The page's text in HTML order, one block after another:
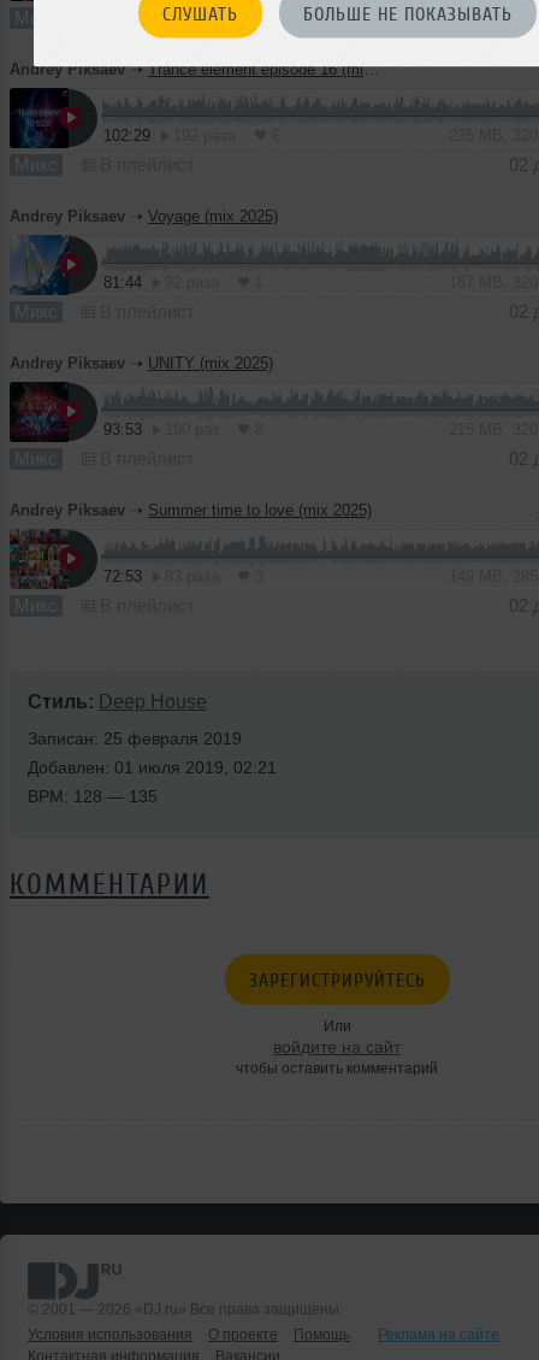
СЛУШАТЬ БОЛЬШЕ НЕ ПОКАЗЫВАТЬ
Микс В плейлист 02
Andrey Piksaev ➝Trance element episode 16 (mix 2025)
102:29
Микс 02
Andrey Piksaev ➝ Voyage (mix 2025)
81:44
Микс 02
Andrey Piksaev ➝ UNITY (mix 2025)
93:53
Микс 02
Andrey Piksaev ➝ Summer time to love (mix 2025)
72:53
Микс 02
Стиль: Deep House
Записан: 25 февраля 2019
Добавлен: 01 июля 2019, 02:21
BPM: 128 — 135
КОММЕНТАРИИ
ЗАРЕГИСТРИРУЙТЕСЬ
Или
войдите на сайт
чтобы оставить комментарий
© 2001 — 2026 «DJ.ru» Все права защищены.
Условия использования
О проекте Помощь
Реклама на сайте